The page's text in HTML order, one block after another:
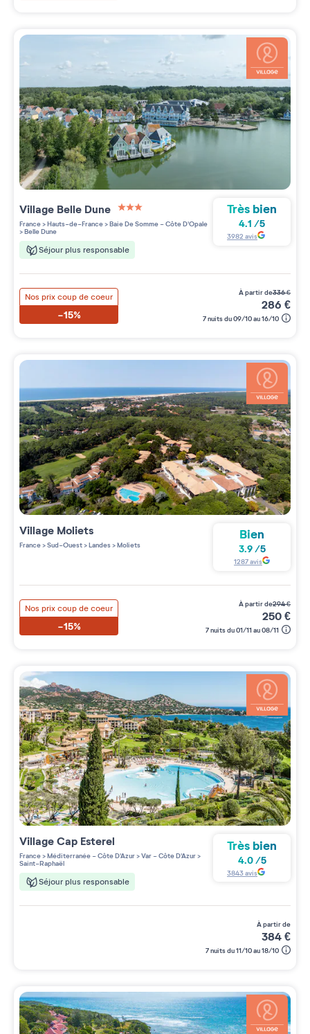
Village Belle Dune
3 étoiles sur 5
France>Hauts-de-France>Baie De Somme - Côte D'Opale
>Belle Dune
Séjour plus responsable
Très bien
4.1 /5
3982 avis
Nos prix coup de coeur
-15%
à partir de336€
286 €
7 nuits du 09/10 au 16/10
Village Moliets
France>Sud-Ouest>Landes>Moliets
Bien
3.9/5
1287avis
Nos prix coup de coeur
-15%
à partir de294€
250€
7 nuits du 01/11 au 08/11
VillageCap Esterel
France>Méditerranée - Côte D'Azur>Var - Côte D'Azur>
Saint-Raphaël
Séjour plus responsable
Très bien
4.0/5
3843avis
à partir de
384€
7 nuits du 11/10 au 18/10